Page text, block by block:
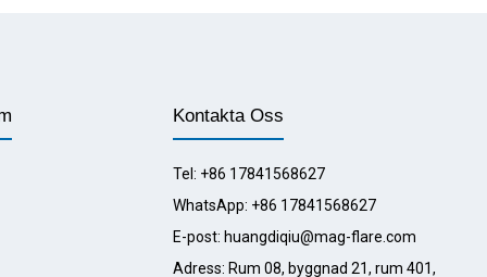
Kontakta Oss
Tel: +86 17841568627
WhatsApp: +86 17841568627
E-post: huangdiqiu@mag-flare.com
Adress: Rum 08, byggnad 21, rum 401,